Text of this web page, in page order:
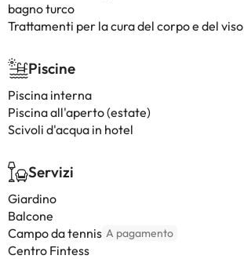
bagno turco
Trattamenti per la cura del corpo e del viso
Piscine
Piscina interna
Piscina all'aperto (estate)
Scivoli d'acqua in hotel
Servizi
Giardino
Balcone
Campo da tennis A pagamento
Centro Fintess